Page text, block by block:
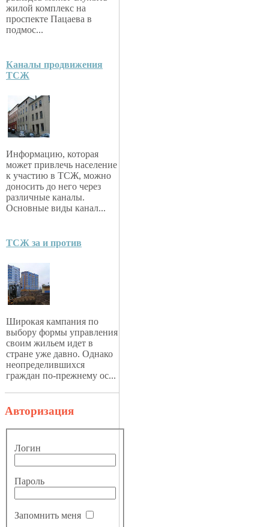
жилой комплекс на
проспекте Пацаева в
подмос...
Каналы продвижения
ТСЖ
Информацию, которая
может привлечь население
к участию в ТСЖ, можно
доносить до него через
различные каналы.
Основные виды канал...
ТСЖ за и против
Широкая кампания по
выбору формы управления
своим жильем идет в
стране уже давно. Однако
неопределившихся
граждан по-прежнему ос...
Авторизация
Логин
Пароль
Запомнить меня